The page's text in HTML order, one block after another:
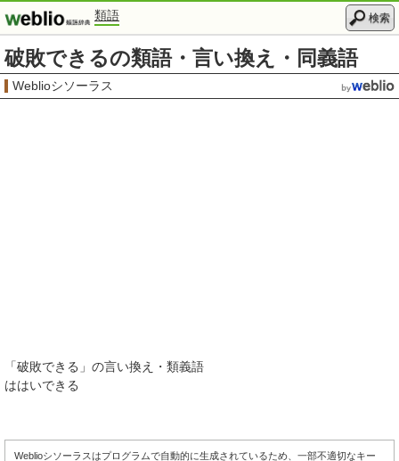
類語 検索
破敗できるの類語・言い換え・同義語
Weblioシソーラス
「破敗できる 」の言い換え・類義語
ははいできる
Weblioシソーラスはプログラムで自動的に生成されているため、一部不適切なキー